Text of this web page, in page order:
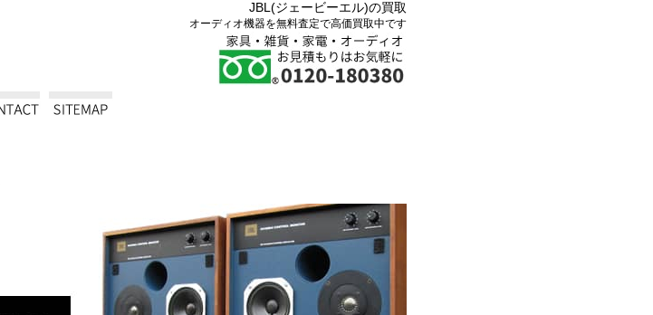
JBL(ジェービーエル)の買取
オーディオ機器を無料査定で高価買取中です